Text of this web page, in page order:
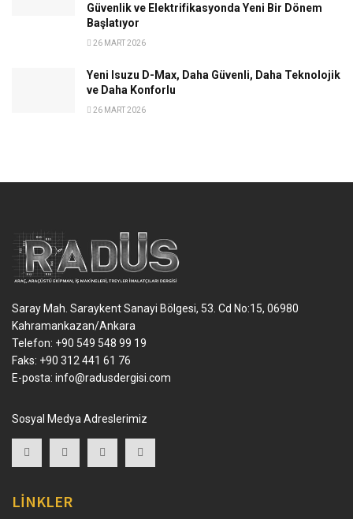
Güvenlik ve Elektrifikasyonda Yeni Bir Dönem
Başlatıyor
26 MART 2026
Yeni Isuzu D-Max, Daha Güvenli, Daha Teknolojik
ve Daha Konforlu
26 MART 2026
Saray Mah. Saraykent Sanayi Bölgesi, 53. Cd No:15, 06980
Kahramankazan/Ankara
Telefon: +90 549 548 99 19
Faks: +90 312 441 61 76
E-posta: info@radusdergisi.com
Sosyal Medya Adreslerimiz
LİNKLER